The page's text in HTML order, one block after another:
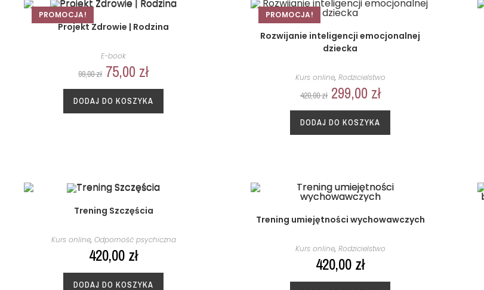
PROMOCJA!
Projekt Zdrowie | Rodzina
E-book
99,00zł 75,00 zł
DODAJ DO KOSZYKA
PROMOCJA!
Rozwijanie inteligencji emocjonalnej
dziecka
Kurs online, Rodzicielstwo
420,00zł 299,00 zł
DODAJ DO KOSZYKA
Trening Szczęścia
Kurs online, Odporność psychiczna
420,00 zł
DODAJ DO KOSZYKA
Trening umiejętności wychowawczych
Kurs online, Rodzicielstwo
420,00 zł